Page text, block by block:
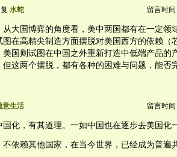
水蛇 留言时间
从大国博弈的角度看，美中两国都有在一定领
图在高精尖制造方面摆脱对美国西方的依赖（
美国则试图在中国之外重新打造中低端产品的
但这两个摆脱，都有各种的困难与问题，能否
意生活 留言时间
国化，有其道理。一如中国也在逐步去美国化
不依赖其他国家，在当今世界，已经成为普遍